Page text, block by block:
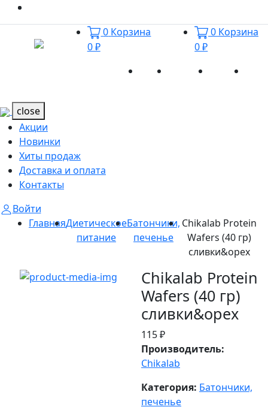
0 Корзина
0 ₽
0 Корзина
0 ₽
Акции Новинки
close
Акции
Новинки
Хиты продаж
Доставка и оплата
Контакты
Войти
ГлавнаяДиетическое
питание
Батончики,
печенье
Chikalab Protein
Wafers (40 гр)
сливки&орех
Chikalab Protein
Wafers (40 гр)
сливки&орех
115 ₽
Производитель:
Chikalab
Категория: Батончики,
печенье